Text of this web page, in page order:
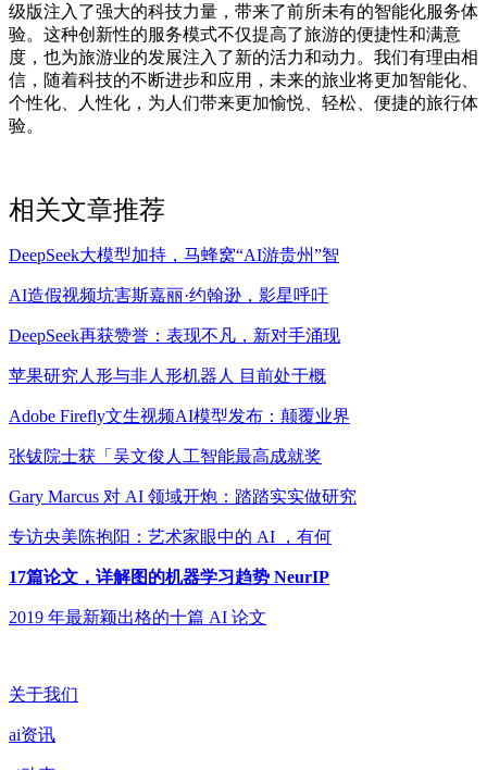
级版注入了强大的科技力量，带来了前所未有的智能化服务体
验。这种创新性的服务模式不仅提高了旅游的便捷性和满意
度，也为旅游业的发展注入了新的活力和动力。我们有理由相
信，随着科技的不断进步和应用，未来的旅业将更加智能化、
个性化、人性化，为人们带来更加愉悦、轻松、便捷的旅行体
验。
相关文章推荐
DeepSeek大模型加持，马蜂窝“AI游贵州”智
AI造假视频坑害斯嘉丽·约翰逊，影星呼吁
DeepSeek再获赞誉：表现不凡，新对手涌现
苹果研究人形与非人形机器人 目前处于概
Adobe Firefly文生视频AI模型发布：颠覆业界
张钹院士获「吴文俊人工智能最高成就奖
Gary Marcus 对 AI 领域开炮：踏踏实实做研究
专访央美陈抱阳：艺术家眼中的 AI ，有何
17篇论文，详解图的机器学习趋势 NeurIP
2019 年最新颖出格的十篇 AI 论文
关于我们
ai资讯